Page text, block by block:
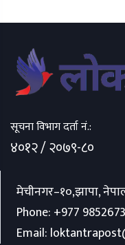
सूचना विभाग दर्ता नं.:
४०१२ / २०७९-८०
मेचीनगर–१०,झापा,
Phone: +977
Email: